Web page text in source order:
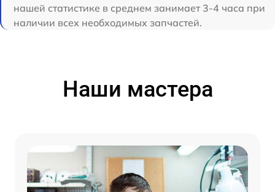
нашей статистике в среднем занимает 3-4 часа при
наличии всех необходимых запчастей.
Наши мастера